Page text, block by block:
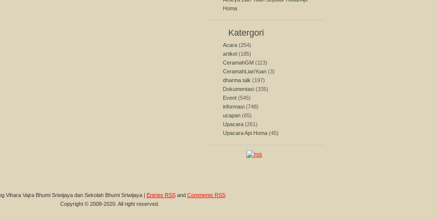
Homa
Katergori
Acara (254)
artikel (185)
CeramahGM (113)
CeramahLianYuan (3)
dharma talk (197)
Dokumentasi (335)
Event (545)
informasi (748)
ucapan (65)
Upacara (261)
Upacara Api Homa (45)
Vihara Vajra Bhumi Sriwijaya dan Sekolah Bhumi Sriwijaya | Entries RSSand Comments RSS
Copyright © 2008-2020. All right reserved.